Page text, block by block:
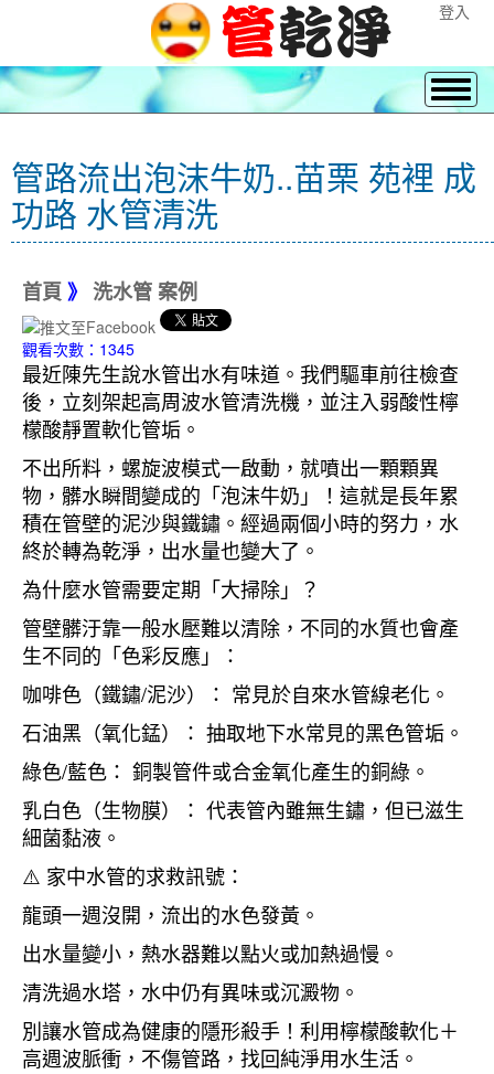
登入
管路流出泡沫牛奶..苗栗 苑裡 成
功路 水管清洗
首頁 》 洗水管 案例
觀看次數：1345
最近陳先生說水管出水有味道。我們驅車前往檢查
後，立刻架起高周波水管清洗機，並注入弱酸性檸
檬酸靜置軟化管垢。
不出所料，螺旋波模式一啟動，就噴出一顆顆異
物，髒水瞬間變成的「泡沫牛奶」！這就是長年累
積在管壁的泥沙與鐵鏽。經過兩個小時的努力，水
終於轉為乾淨，出水量也變大了。
為什麼水管需要定期「大掃除」？
管壁髒汙靠一般水壓難以清除，不同的水質也會產
生不同的「色彩反應」：
咖啡色（鐵鏽/泥沙）： 常見於自來水管線老化。
石油黑（氧化錳）： 抽取地下水常見的黑色管垢。
綠色/藍色： 銅製管件或合金氧化產生的銅綠。
乳白色（生物膜）： 代表管內雖無生鏽，但已滋生
細菌黏液。
⚠️ 家中水管的求救訊號：
龍頭一週沒開，流出的水色發黃。
出水量變小，熱水器難以點火或加熱過慢。
清洗過水塔，水中仍有異味或沉澱物。
別讓水管成為健康的隱形殺手！利用檸檬酸軟化＋
高週波脈衝，不傷管路，找回純淨用水生活。